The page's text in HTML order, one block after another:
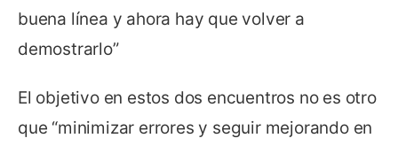
buena línea y ahora hay que volver a
demostrarlo”
El objetivo en estos dos encuentros no es otro
que “minimizar errores y seguir mejorando en